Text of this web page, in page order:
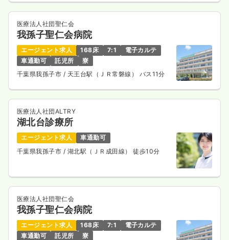
医療法人社団聖仁会
我孫子聖仁会病院
エージェント求人 168床 7:1
電子カルテ
車通勤可
託児所
寮
千葉県我孫子市 / 天王台駅（ＪＲ常磐線） バス11分
医療法人社団ALTRY
湖北台診療所
エージェント求人
車通勤可
千葉県我孫子市 / 湖北駅（ＪＲ成田線） 徒歩10分
医療法人社団聖仁会
我孫子聖仁会病院
エージェント求人 168床 7:1
電子カルテ
車通勤可
託児所
寮